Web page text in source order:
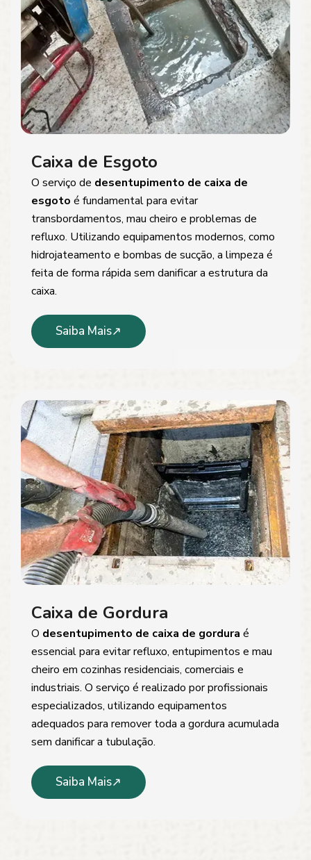
Caixa de Esgoto
O serviço de desentupimento de caixa de
esgoto é fundamental para evitar
transbordamentos, mau cheiro e problemas de
refluxo. Utilizando equipamentos modernos, como
hidrojateamento e bombas de sucção, a limpeza é
feita de forma rápida sem danificar a estrutura da
caixa.
Saiba Mais
Caixa de Gordura
O desentupimento de caixa de gordura é
essencial para evitar refluxo, entupimentos e mau
cheiro em cozinhas residenciais, comerciais e
industriais. O serviço é realizado por profissionais
especializados, utilizando equipamentos
adequados para remover toda a gordura acumulada
sem danificar a tubulação.
Saiba Mais